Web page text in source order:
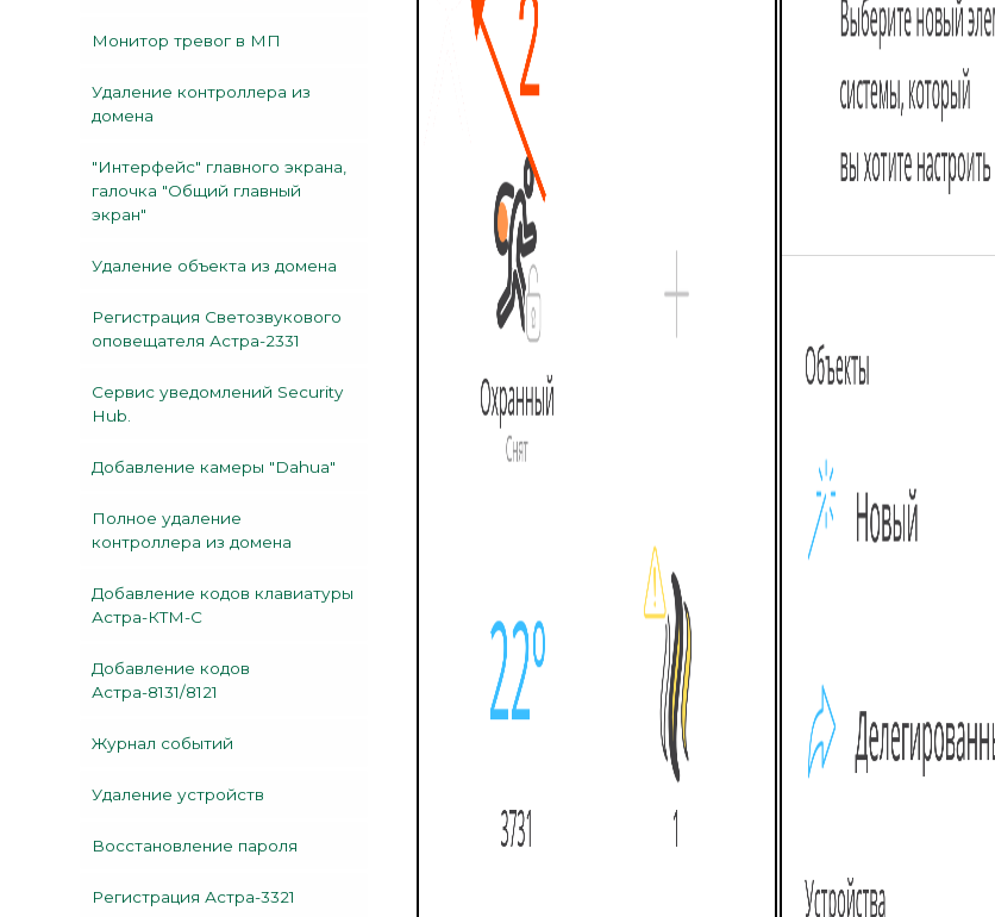
Монитор тревог в МП
Удаление контроллера из
домена
"Интерфейс" главного экрана,
галочка "Общий главный
экран"
Удаление объекта из домена
Регистрация Светозвукового
оповещателя Астра-2331
Сервис уведомлений Security
Hub.
Добавление камеры "Dahua"
Полное удаление
контроллера из домена
Добавление кодов клавиатуры
Астра-КТМ-С
Добавление кодов
Астра-8131/8121
Журнал событий
Удаление устройств
Восстановление пароля
Регистрация Астра-3321